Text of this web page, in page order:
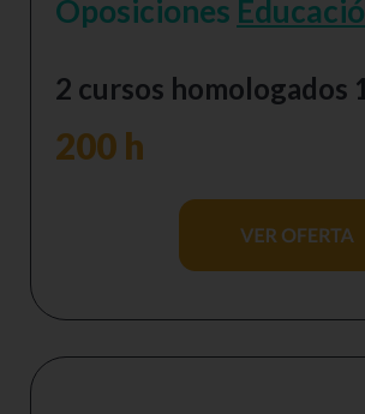
Oposiciones
2 cursos homologados
200 h